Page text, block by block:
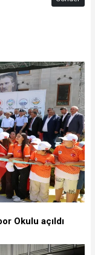
Okulu açıldı